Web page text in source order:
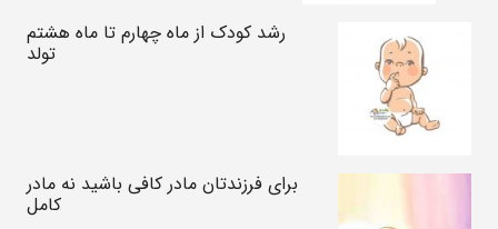
رشد کودک از ماه چهارم تا ماه هشتم
تولد
برای فرزندتان مادر کافی باشید نه مادر
کامل